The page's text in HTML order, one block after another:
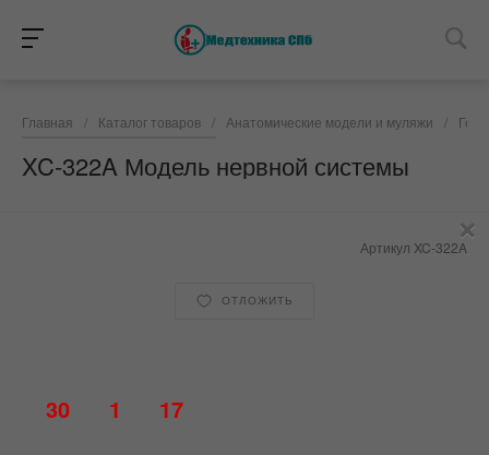
Главная / Каталог товаров / Анатомические модели и муляжи /
XC-322A Модель нервной системы
Артикул XC-322A
ОТЛОЖИТЬ
×
30 1 17